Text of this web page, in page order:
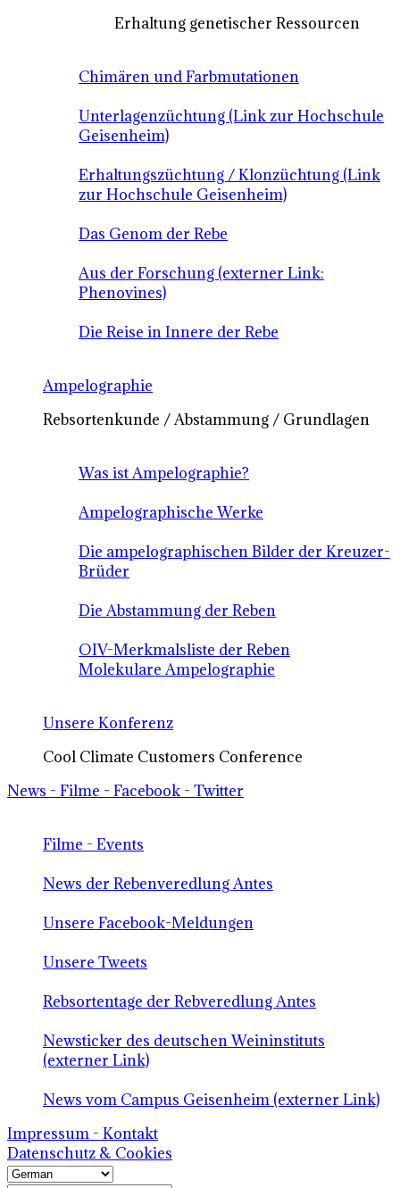
Erhaltung genetischer Ressourcen
Chimären und Farbmutationen
Unterlagenzüchtung (Link zur Hochschule
Geisenheim)
Erhaltungszüchtung / Klonzüchtung (Link
zur Hochschule Geisenheim)
Das Genom der Rebe
Aus der Forschung (externer Link:
Phenovines)
Die Reise in Innere der Rebe
Ampelographie
Rebsortenkunde / Abstammung / Grundlagen
Was ist Ampelographie?
Ampelographische Werke
Die ampelographischen Bilder der Kreuzer-
Brüder
Die Abstammung der Reben
OIV-Merkmalsliste der Reben
Molekulare Ampelographie
Unsere Konferenz
Cool Climate Customers Conference
News - Filme - Facebook - Twitter
Filme - Events
News der Rebenveredlung Antes
Unsere Facebook-Meldungen
Unsere Tweets
Rebsortentage der Rebveredlung Antes
Newsticker des deutschen Weininstituts
(externer Link)
News vom Campus Geisenheim (externer Link)
Impressum - Kontakt
Datenschutz & Cookies